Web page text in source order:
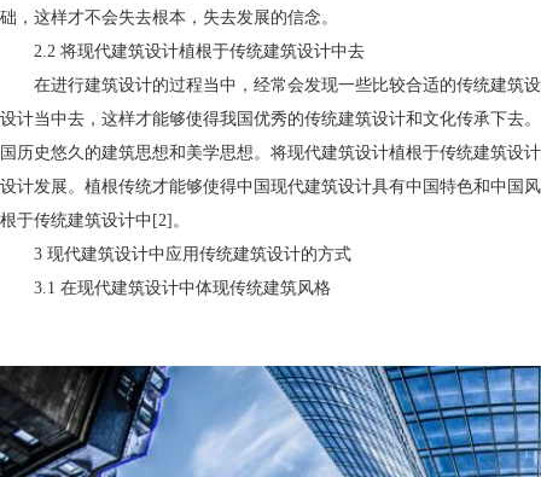
础，这样才不会失去根本，失去发展的信念。
2.2 将现代建筑设计植根于传统建筑设计中去
在进行建筑设计的过程当中，经常会发现一些比较合适的传统建筑
设计当中去，这样才能够使得我国优秀的传统建筑设计和文化传承下去
国历史悠久的建筑思想和美学思想。将现代建筑设计植根于传统建筑
设计发展。植根传统才能够使得中国现代建筑设计具有中国特色和中国
根于传统建筑设计中[2]。
3 现代建筑设计中应用传统建筑设计的方式
3.1 在现代建筑设计中体现传统建筑风格